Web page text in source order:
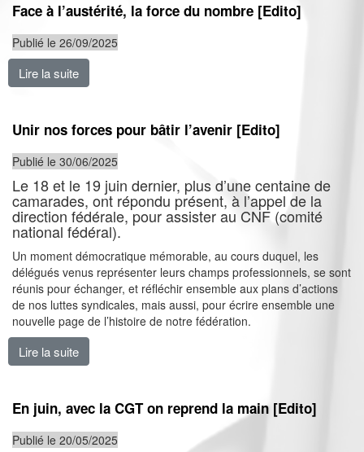
Face à l’austérité, la force du nombre [Edito]
Publié le 26/09/2025
Lire la suite
Unir nos forces pour bâtir l’avenir [Edito]
Publié le 30/06/2025
Le 18 et le 19 juin dernier, plus d’une centaine de
camarades, ont répondu présent, à l’appel de la
direction fédérale, pour assister au CNF (comité
national fédéral).
Un moment démocratique mémorable, au cours duquel, les
délégués venus représenter leurs champs professionnels, se sont
réunis pour échanger, et réfléchir ensemble aux plans d’actions
de nos luttes syndicales, mais aussi, pour écrire ensemble une
nouvelle page de l’histoire de notre fédération.
Lire la suite
En juin, avec la CGT on reprend la main [Edito]
Publié le 20/05/2025